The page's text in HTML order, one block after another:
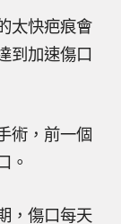
太快疤痕會
到加速傷口
術，前一個
。
，傷口每天